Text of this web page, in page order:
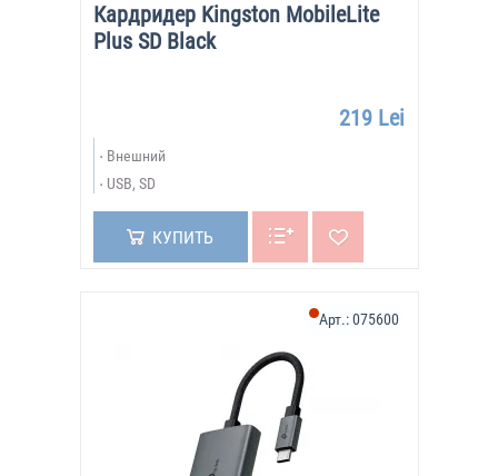
Кардридер Kingston MobileLite
Plus SD Black
219 Lei
Внешний
USB, SD
КУПИТЬ
Арт.:075600